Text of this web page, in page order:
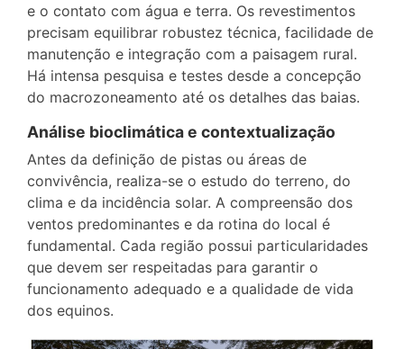
e o contato com água e terra. Os revestimentos
precisam equilibrar robustez técnica, facilidade de
manutenção e integração com a paisagem rural.
Há intensa pesquisa e testes desde a concepção
do macrozoneamento até os detalhes das baias.
Análise bioclimática e contextualização
Antes da definição de pistas ou áreas de
convivência, realiza-se o estudo do terreno, do
clima e da incidência solar. A compreensão dos
ventos predominantes e da rotina do local é
fundamental. Cada região possui particularidades
que devem ser respeitadas para garantir o
funcionamento adequado e a qualidade de vida
dos equinos.